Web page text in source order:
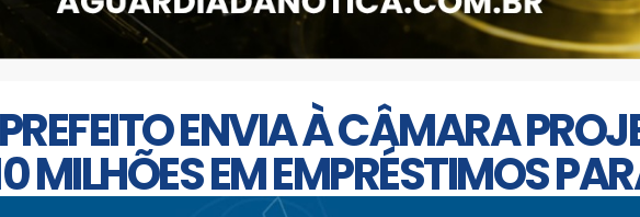
ENVIA À CÂMARA
MILHÕES EM EMPRÉSTIMOS